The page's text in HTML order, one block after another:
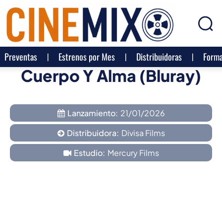
Preventas Estrenos por Mes Distribuidoras
Cuerpo Y Alma (Bluray)
Lanzamiento: 21/01/2026
Distribuidora: Divisa Films
Estudio: Mercury Films